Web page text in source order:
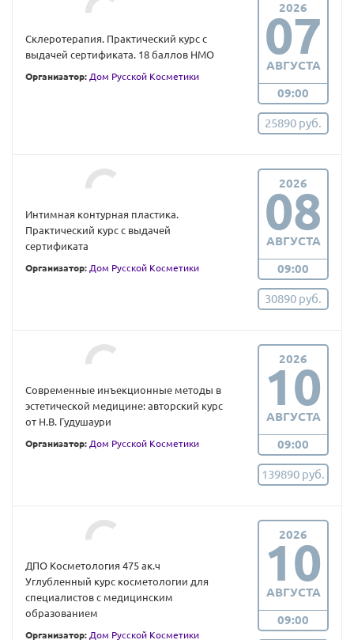
Склеротерапия. Практический курс с
выдачей сертификата. 18 баллов НМО
Организатор: Дом Русской Косметики
2026
07
АВГУСТА
09:00
25890 руб.
Интимная контурная пластика.
Практический курс с выдачей
сертификата
Организатор: Дом Русской Косметики
2026
08
АВГУСТА
09:00
30890 руб.
Современные инъекционные методы в
эстетической медицине: авторский курс
от Н.В. Гудушаури
Организатор: Дом Русской Косметики
2026
10
АВГУСТА
09:00
139890 руб.
ДПО Косметология 475 ак.ч
Углубленный курс косметологии для
специалистов с медицинским
образованием
Организатор: Дом Русской Косметики
2026
10
АВГУСТА
09:00